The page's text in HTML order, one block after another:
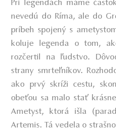
Pri legendách máme
nevedú do Ríma, ale do
príbeh spojený s
koluje legenda o tom,
rozčertil na ľudstvo.
strany smrteľníkov.
ako prvý skríži cestu,
obeťou sa malo stať
Ametyst, ktorá išla
Artemis. Tá vedela o